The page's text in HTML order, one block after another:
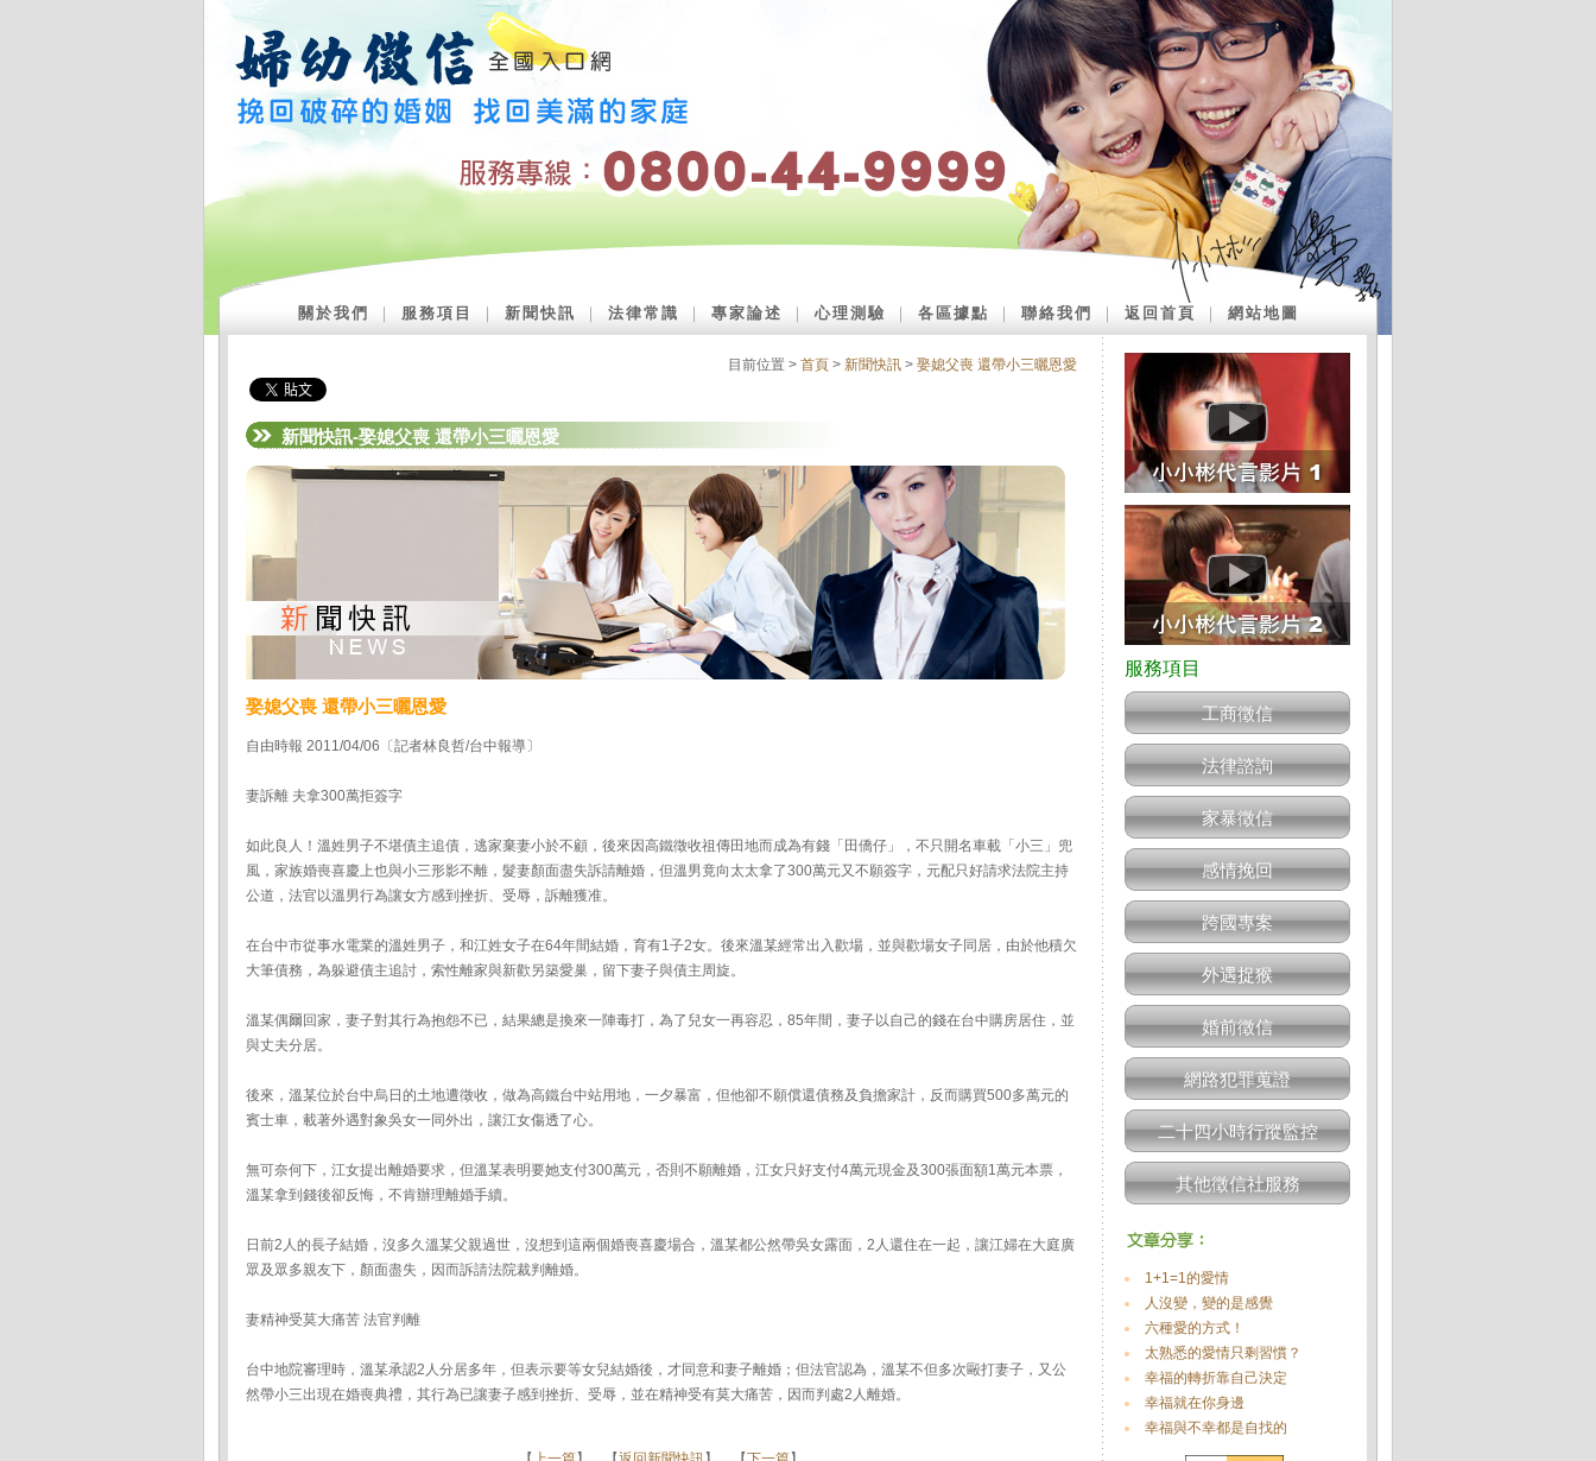
關於我們 服務項目 新聞快訊 法律常識 專家論述 ｜心理測驗 各區據點 聯絡我們 返回首頁 網站地圖
目前位置 > 首頁 > 新聞快訊 > 娶媳父喪 還帶小三曬恩愛
新聞快訊-娶媳父喪 還帶小三曬恩愛
娶媳父喪 還帶小三曬恩愛
自由時報 2011/04/06〔記者林良哲/台中報導〕
妻訴離 夫拿300萬拒簽字
如此良人！溫姓男子不堪債主追債，逃家棄妻小於不顧，後來因高鐵徵收祖傳田地而成為有錢「田僑仔」，不只開名車載「小三」兜
風，家族婚喪喜慶上也與小三形影不離，髮妻顏面盡失訴請離婚，但溫男竟向太太拿了300萬元又不願簽字，元配只好請求法院主持
公道，法官以溫男行為讓女方感到挫折、受辱，訴離獲准。
在台中市從事水電業的溫姓男子，和江姓女子在64年間結婚，育有1子2女。後來溫某經常出入歡場，並與歡場女子同居，由於他積欠
大筆債務，為躲避債主追討，索性離家與新歡另築愛巢，留下妻子與債主周旋。
溫某偶爾回家，妻子對其行為抱怨不已，結果總是換來一陣毒打，為了兒女一再容忍，85年間，妻子以自己的錢在台中購房居住，並
與丈夫分居。
後來，溫某位於台中烏日的土地遭徵收，做為高鐵台中站用地，一夕暴富，但他卻不願償還債務及負擔家計，反而購買500多萬元的
賓士車，載著外遇對象吳女一同外出，讓江女傷透了心。
無可奈何下，江女提出離婚要求，但溫某表明要她支付300萬元，否則不願離婚，江女只好支付4萬元現金及300張面額1萬元本票，
溫某拿到錢後卻反悔，不肯辦理離婚手續。
日前2人的長子結婚，沒多久溫某父親過世，沒想到這兩個婚喪喜慶場合，溫某都公然帶吳女露面，2人還住在一起，讓江婦在大庭廣
眾及眾多親友下，顏面盡失，因而訴請法院裁判離婚。
妻精神受莫大痛苦 法官判離
台中地院審理時，溫某承認2人分居多年，但表示要等女兒結婚後，才同意和妻子離婚；但法官認為，溫某不但多次毆打妻子，又公
然帶小三出現在婚喪典禮，其行為已讓妻子感到挫折、受辱，並在精神受有莫大痛苦，因而判處2人離婚。
工商徵信
法律諮詢
家暴徵信
感情挽回
跨國專案
外遇捉猴
婚前徵信
網路犯罪蒐證
二十四小時行蹤監控
其他徵信社服務
1+1=1的愛情
人沒變，變的是感覺
六種愛的方式！
太熟悉的愛情只剩習慣？
幸福的轉折靠自己決定
幸福就在你身邊
幸福與不幸都是自找的